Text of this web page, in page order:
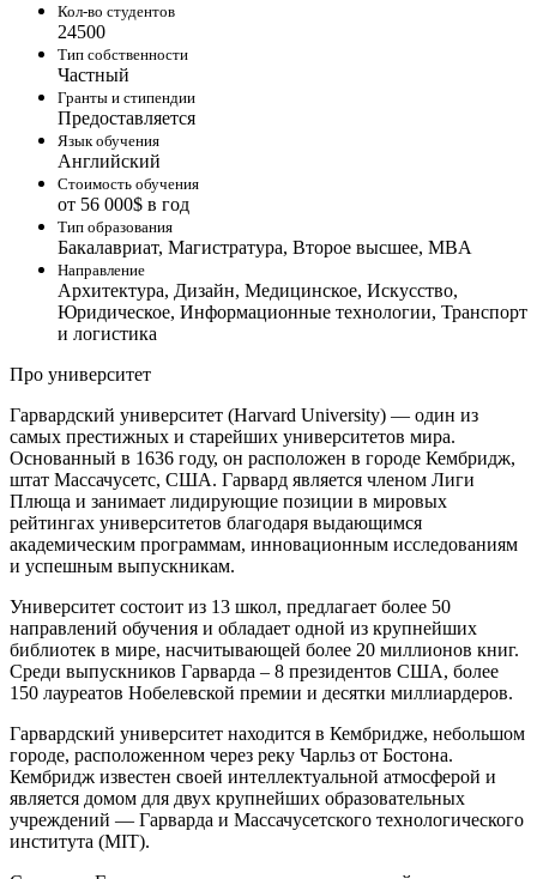
Кол-во студентов
24500
Тип собственности
Частный
Гранты и стипендии
Предоставляется
Язык обучения
Английский
Стоимость обучения
от 56 000$ в год
Тип образования
Бакалавриат, Магистратура, Второе высшее, MBA
Направление
Архитектура, Дизайн, Медицинское, Искусство,
Юридическое, Информационные технологии, Транспорт
и логистика
Про университет
Гарвардский университет (Harvard University) — один из
самых престижных и старейших университетов мира.
Основанный в 1636 году, он расположен в городе Кембридж,
штат Массачусетс, США. Гарвард является членом Лиги
Плюща и занимает лидирующие позиции в мировых
рейтингах университетов благодаря выдающимся
академическим программам, инновационным исследованиям
и успешным выпускникам.
Университет состоит из 13 школ, предлагает более 50
направлений обучения и обладает одной из крупнейших
библиотек в мире, насчитывающей более 20 миллионов книг.
Среди выпускников Гарварда – 8 президентов США, более
150 лауреатов Нобелевской премии и десятки миллиардеров.
Гарвардский университет находится в Кембридже, небольшом
городе, расположенном через реку Чарльз от Бостона.
Кембридж известен своей интеллектуальной атмосферой и
является домом для двух крупнейших образовательных
учреждений — Гарварда и Массачусетского технологического
института (MIT).